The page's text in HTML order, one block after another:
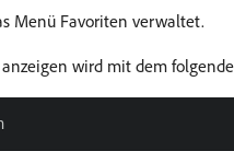
Menü Favoriten verwaltet.
wird mit dem